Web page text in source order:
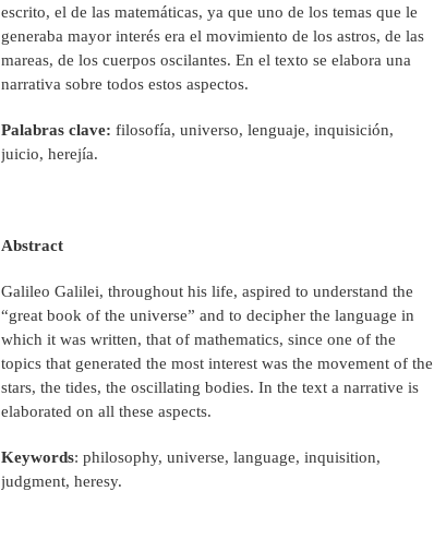
escrito, el de las matemáticas, ya que uno de los temas que le
generaba mayor interés era el movimiento de los astros, de las
mareas, de los cuerpos oscilantes. En el texto se elabora una
narrativa sobre todos estos aspectos.
Palabras clave: filosofía, universo, lenguaje, inquisición,
juicio, herejía.
Abstract
Galileo Galilei, throughout his life, aspired to understand the
“great book of the universe” and to decipher the language in
which it was written, that of mathematics, since one of the
topics that generated the most interest was the movement of the
stars, the tides, the oscillating bodies. In the text a narrative is
elaborated on all these aspects.
Keywords: philosophy, universe, language, inquisition,
judgment, heresy.